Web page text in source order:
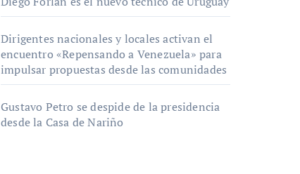
Dirigentes nacionales y locales activan el
encuentro «Repensando a Venezuela» para
impulsar propuestas desde las comunidades
Gustavo Petro se despide de la presidencia
desde la Casa de Nariño